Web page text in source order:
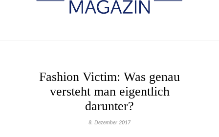
Fashion Victim: Was genau
versteht man eigentlich
darunter?
8. Dezember 2017